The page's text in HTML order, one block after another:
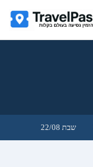
שבת 22/08